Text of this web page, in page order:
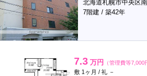
北海道札幌市中央区
7階建 / 築42年
7.3 万円 （管理費等7,000
敷 1ヶ月 / 礼 －